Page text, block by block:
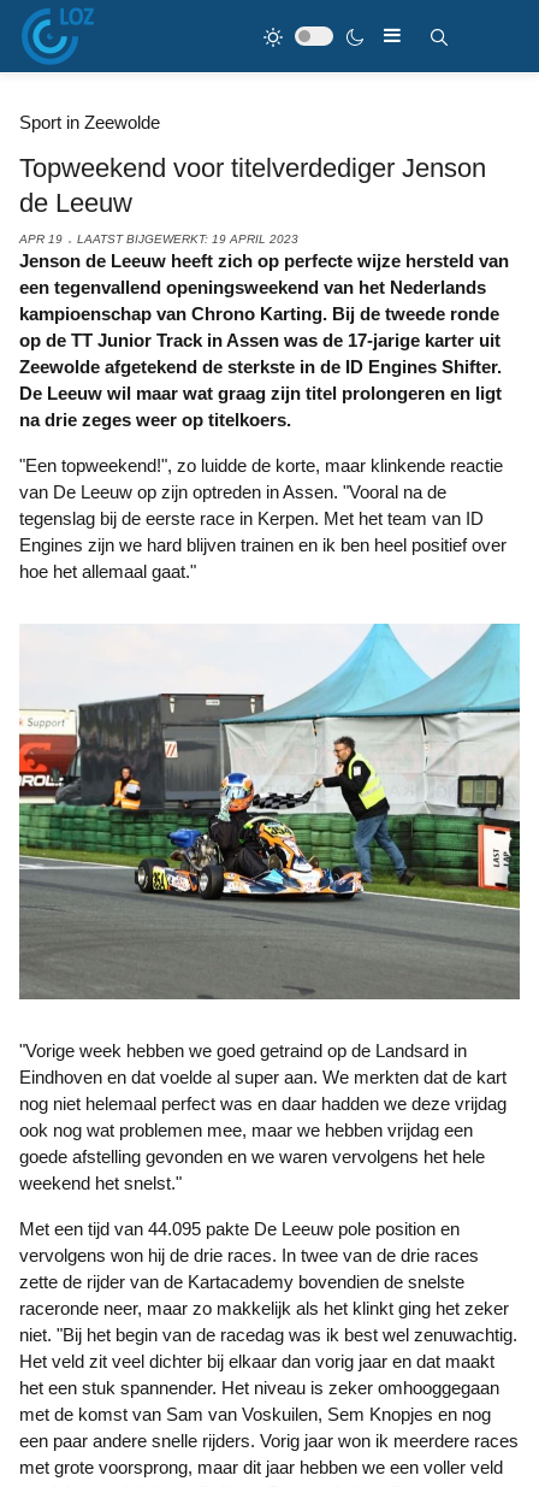
Sport in Zeewolde
Topweekend voor titelverdediger Jenson
de Leeuw
APR 19 LAATST BIJGEWERKT: 19 APRIL 2023
Jenson de Leeuw heeft zich op perfecte wijze hersteld van
een tegenvallend openingsweekend van het Nederlands
kampioenschap van Chrono Karting. Bij de tweede ronde
op de TT Junior Track in Assen was de 17-jarige karter uit
Zeewolde afgetekend de sterkste in de ID Engines Shifter.
De Leeuw wil maar wat graag zijn titel prolongeren en ligt
na drie zeges weer op titelkoers.
"Een topweekend!", zo luidde de korte, maar klinkende reactie
van De Leeuw op zijn optreden in Assen. "Vooral na de
tegenslag bij de eerste race in Kerpen. Met het team van ID
Engines zijn we hard blijven trainen en ik ben heel positief over
hoe het allemaal gaat."
"Vorige week hebben we goed getraind op de Landsard in
Eindhoven en dat voelde al super aan. We merkten dat de kart
nog niet helemaal perfect was en daar hadden we deze vrijdag
ook nog wat problemen mee, maar we hebben vrijdag een
goede afstelling gevonden en we waren vervolgens het hele
weekend het snelst."
Met een tijd van 44.095 pakte De Leeuw pole position en
vervolgens won hij de drie races. In twee van de drie races
zette de rijder van de Kartacademy bovendien de snelste
raceronde neer, maar zo makkelijk als het klinkt ging het zeker
niet. "Bij het begin van de racedag was ik best wel zenuwachtig.
Het veld zit veel dichter bij elkaar dan vorig jaar en dat maakt
het een stuk spannender. Het niveau is zeker omhooggegaan
met de komst van Sam van Voskuilen, Sem Knopjes en nog
een paar andere snelle rijders. Vorig jaar won ik meerdere races
met grote voorsprong, maar dit jaar hebben we een voller veld